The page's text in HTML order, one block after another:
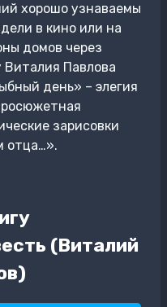
хорошо узнаваемы
в кино или на
домов через
Виталия Павлова
день» – элегия
зарисовки
отца…».
(Виталий